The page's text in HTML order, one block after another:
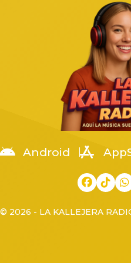
en una pensión de autos
cuando fue atacado por un
Android
2026 - LA KALLEJERA